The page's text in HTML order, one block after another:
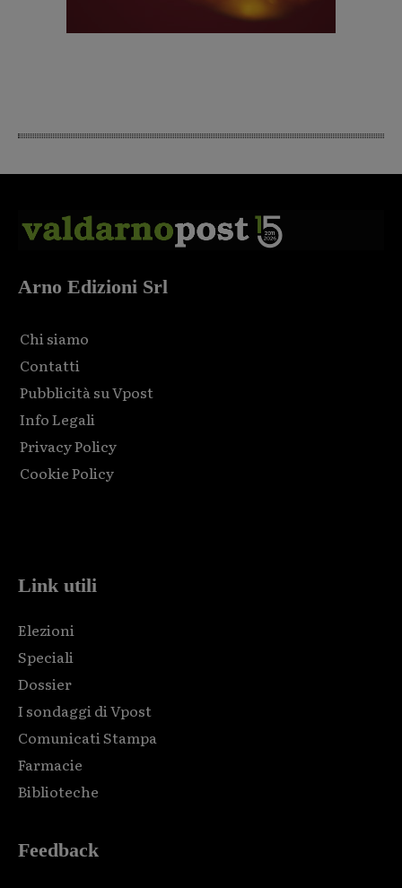
Arno Edizioni Srl
Chi siamo
Contatti
Pubblicità su Vpost
Info Legali
Privacy Policy
Cookie Policy
Link utili
Elezioni
Speciali
Dossier
I sondaggi di Vpost
Comunicati Stampa
Farmacie
Biblioteche
Feedback